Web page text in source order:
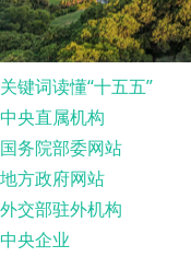
关键词读懂“十五五”
中央直属机构
国务院部委网站
地方政府网站
外交部驻外机构
中央企业